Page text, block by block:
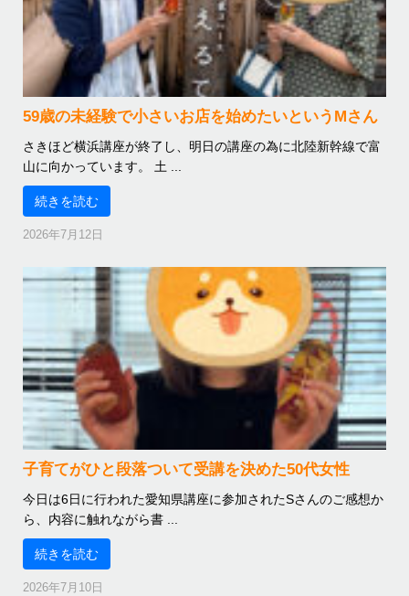
59歳の未経験で小さいお店を始めたいというMさん
さきほど横浜講座が終了し、明日の講座の為に北陸新幹線で富
山に向かっています。 土 ...
続きを読む
2026年7月12日
子育てがひと段落ついて受講を決めた50代女性
今日は6日に行われた愛知県講座に参加されたSさんのご感想か
ら、内容に触れながら書 ...
続きを読む
2026年7月10日